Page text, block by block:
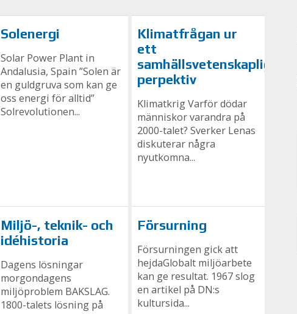
Solenergi
Solar Power Plant in
Andalusia, Spain ”Solen är
en guldgruva som kan ge
oss energi för alltid”
Solrevolutionen...
Klimatfrågan ur
ett
samhällsvetenskapligt
perpektiv
Klimatkrig Varför dödar
människor varandra på
2000-talet? Sverker Lenas
diskuterar några
nyutkomna...
Miljö-, teknik- och
idéhistoria
Dagens lösningar
morgondagens
miljöproblem BAKSLAG.
1800-talets lösning på
Försurning
Försurningen gick att
hejdaGlobalt miljöarbete
kan ge resultat. 1967 slog
en artikel på DN:s
kultursida...